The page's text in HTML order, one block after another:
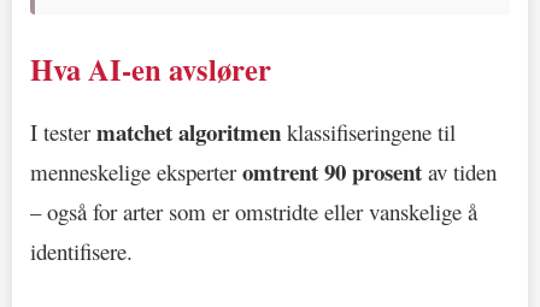
Hva AI-en avslører
I testermatchet algoritmen klassifiseringene til
menneskelige eksperteromtrent 90 prosent av tiden
– også for arter som er omstridte eller vanskelige å
identifisere.